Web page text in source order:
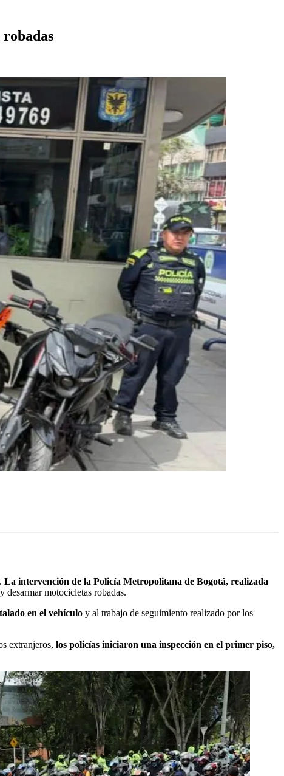
La intervención de la Policía Metropolitana de Bogotá, realizada
desarmar motocicletas robadas.
en el vehículo y al trabajo de seguimiento realizado por los
extranjeros, los policías iniciaron una inspección en el primer piso,